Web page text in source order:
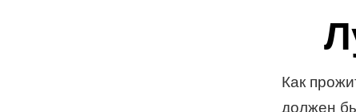
Как
должен